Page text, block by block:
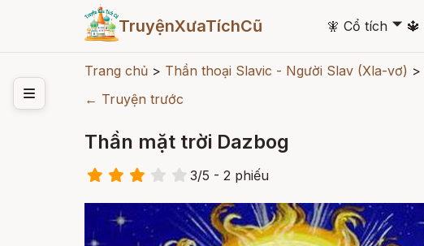
TruyệnXưaTíchCũ 🧚 Cổ tích 🞃 🔱
Trang chủ > Thần thoại Slavic - Người Slav (Xla-vơ) >
← Truyện trước
Thần mặt trời Dazbog
3/5 - 2 phiếu